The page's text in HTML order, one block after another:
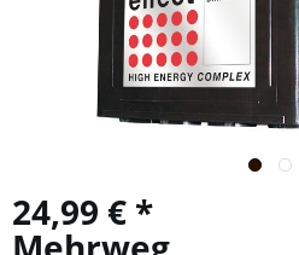
24,99 € *